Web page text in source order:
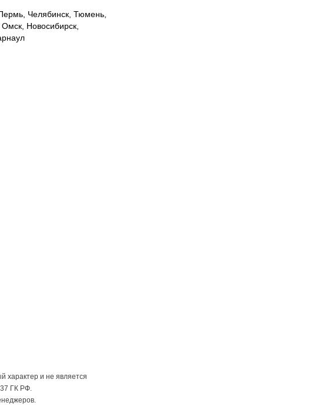
Челябинск, Тюмень,
Омск, Новосибирск,
характер и не является
ГК РФ.